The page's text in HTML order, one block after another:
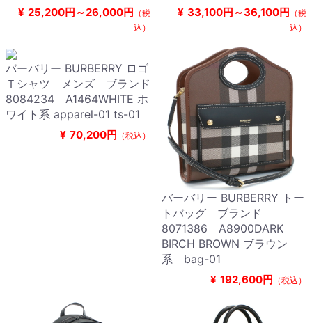
¥ 25,200円～26,000円 （税
込）
¥ 33,100円～36,100円 （税
込）
バーバリー BURBERRY ロゴ
Ｔシャツ メンズ ブランド
8084234 A1464WHITE ホ
ワイト系 apparel-01 ts-01
¥ 70,200円 （税込）
バーバリー BURBERRY トー
トバッグ ブランド
8071386 A8900DARK
BIRCH BROWN ブラウン
系 bag-01
¥ 192,600円 （税込）